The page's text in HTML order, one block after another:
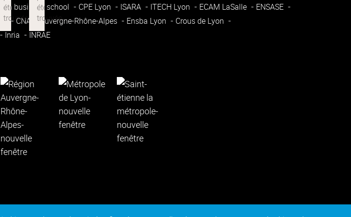
business school CPE Lyon ISARA ITECH Lyon ECAM LaSalle
ENSASE
CNAM Auvergne-Rhône-Alpes Ensba Lyon
Crous de Lyon
Inria INRAE